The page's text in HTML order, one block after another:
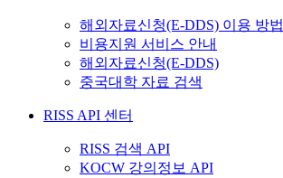
해외자료신청(E-DDS) 이용 방법
비용지원 서비스 안내
해외자료신청(E-DDS)
중국대학 자료 검색
RISS API 센터
RISS 검색 API
KOCW 강의정보 API